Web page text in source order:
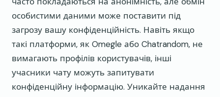
особистими даними може поставити під
загрозу вашу конфіденційність. Навіть якщо
такі платформи, як Omegle або Chatrandom, не
вимагають профілів користувачів, інші
учасники чату можуть запитувати
конфіденційну інформацію. Уникайте надання